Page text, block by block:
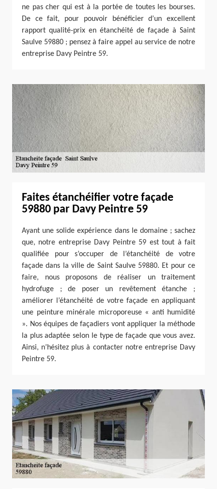
ne pas cher qui est à la portée de toutes les bourses.
De ce fait, pour pouvoir bénéficier d’un excellent
rapport qualité-prix en étanchéité de façade à Saint
Saulve 59880 ; pensez à faire appel au service de notre
entreprise Davy Peintre 59.
Faites étanchéifier votre façade
59880 par Davy Peintre 59
Ayant une solide expérience dans le domaine ; sachez
que, notre entreprise Davy Peintre 59 est tout à fait
qualifiée pour s’occuper de l’étanchéité de votre
façade dans la ville de Saint Saulve 59880. Et pour ce
faire, nous proposons de réaliser un traitement
hydrofuge ; de poser un revêtement étanche ;
améliorer l’étanchéité de votre façade en appliquant
une peinture minérale microporeuse « anti humidité
». Nos équipes de façadiers vont appliquer la méthode
la plus adaptée selon le type de façade que vous avez.
Ainsi, n’hésitez plus à contacter notre entreprise Davy
Peintre 59.